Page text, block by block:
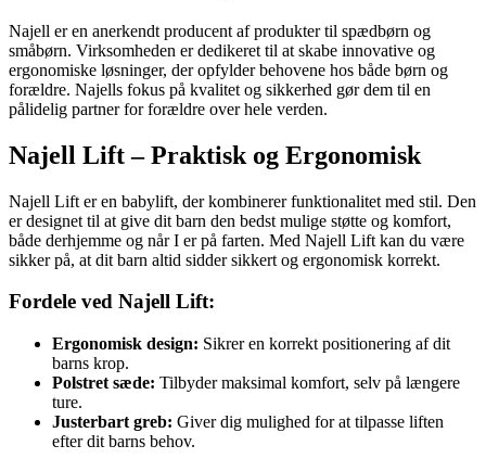
Najell er en anerkendt producent af produkter til spædbørn og
småbørn. Virksomheden er dedikeret til at skabe innovative og
ergonomiske løsninger, der opfylder behovene hos både børn og
forældre. Najells fokus på kvalitet og sikkerhed gør dem til en
pålidelig partner for forældre over hele verden.
Najell Lift – Praktisk og Ergonomisk
Najell Lift er en babylift, der kombinerer funktionalitet med stil. Den
er designet til at give dit barn den bedst mulige støtte og komfort,
både derhjemme og når I er på farten. Med Najell Lift kan du være
sikker på, at dit barn altid sidder sikkert og ergonomisk korrekt.
Fordele ved Najell Lift:
Ergonomisk design: Sikrer en korrekt positionering af dit
barns krop.
Polstret sæde: Tilbyder maksimal komfort, selv på længere
ture.
Justerbart greb: Giver dig mulighed for at tilpasse liften
efter dit barns behov.